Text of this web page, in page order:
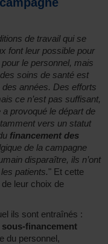
de travail qui se
font leur possible pour
le personnel, mais
soins de santé est
années. Des efforts
ce n’est pas suffisant,
provoqué le départ de
vers un statut
financement des
de la campagne
disparaître, ils n’ont
patients." Et cette
leur choix de
ils sont entraînés :
sous-financement
du personnel,